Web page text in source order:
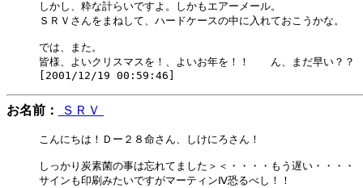
しかし、粋な計らいですよ。しかもエアーメール。
ＳＲＶさんをまねして、ハードケースの中に入れておこうかな。
では、また。
皆様、よいクリスマスを！、よいお年を！！　　ん、まだ早い？？
お名前： ＳＲＶ
こんにちは！Ｄー２８命さん、しけにろさん！
しっかり炭素菌の事は忘れてました＞＜・・・・もう遅い・・・・
サインも印刷みたいですがマーティンⅣ恐るべし！！